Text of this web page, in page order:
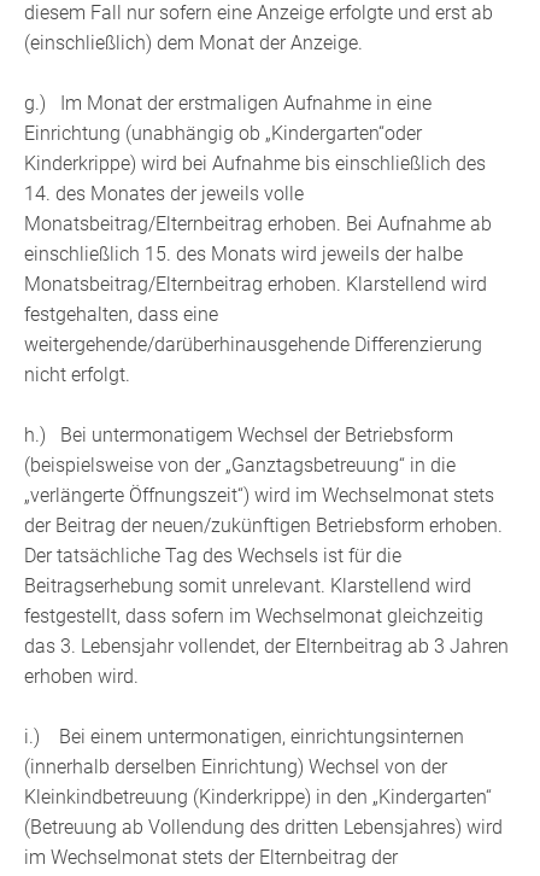
diesem Fall nur sofern eine Anzeige erfolgte und erst ab
(einschließlich) dem Monat der Anzeige.
g.) Im Monat der erstmaligen Aufnahme in eine
Einrichtung (unabhängig ob „Kindergarten“oder
Kinderkrippe) wird bei Aufnahme bis einschließlich des
14. des Monates der jeweils volle
Monatsbeitrag/Elternbeitrag erhoben. Bei Aufnahme ab
einschließlich 15. des Monats wird jeweils der halbe
Monatsbeitrag/Elternbeitrag erhoben. Klarstellend wird
festgehalten, dass eine
weitergehende/darüberhinausgehende Differenzierung
nicht erfolgt.
h.) Bei untermonatigem Wechsel der Betriebsform
(beispielsweise von der „Ganztagsbetreuung“ in die
„verlängerte Öffnungszeit“) wird im Wechselmonat stets
der Beitrag der neuen/zukünftigen Betriebsform erhoben.
Der tatsächliche Tag des Wechsels ist für die
Beitragserhebung somit unrelevant. Klarstellend wird
festgestellt, dass sofern im Wechselmonat gleichzeitig
das 3. Lebensjahr vollendet, der Elternbeitrag ab 3 Jahren
erhoben wird.
i.) Bei einem untermonatigen, einrichtungsinternen
(innerhalb derselben Einrichtung) Wechsel von der
Kleinkindbetreuung (Kinderkrippe) in den „Kindergarten“
(Betreuung ab Vollendung des dritten Lebensjahres) wird
im Wechselmonat stets der Elternbeitrag der